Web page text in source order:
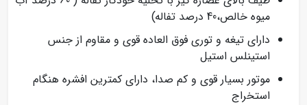
میوه خالص،40 درصد تفاله)
دارای تیغه و توری فوق العاده قوی و مقاوم از جنس
استینلس استیل
موتور بسیار قوی و کم صدا، دارای کمترین افشره هنگام
استخراج